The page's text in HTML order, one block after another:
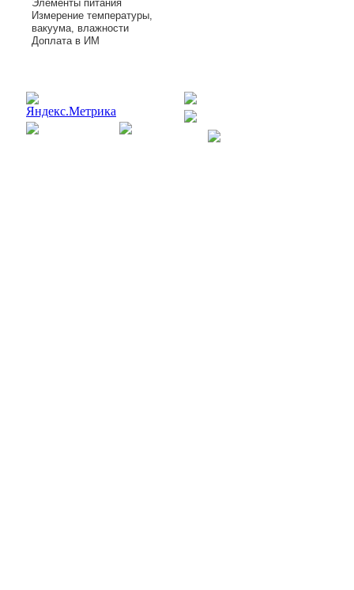
Элементы питания
Измерение температуры,
вакуума, влажности
Доплата в ИМ